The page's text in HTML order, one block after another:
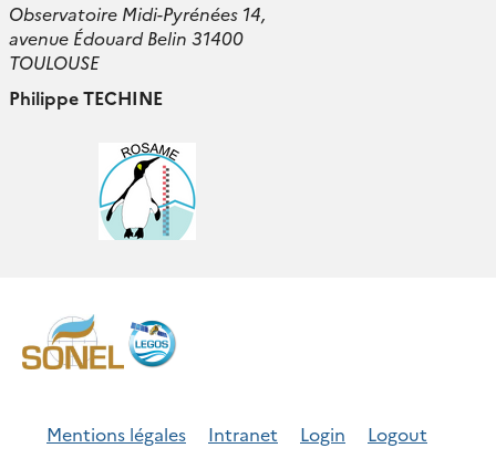
Observatoire Midi-Pyrénées 14,
avenue Édouard Belin 31400
TOULOUSE
Philippe TECHINE
Mentions légales Intranet Login
Logout